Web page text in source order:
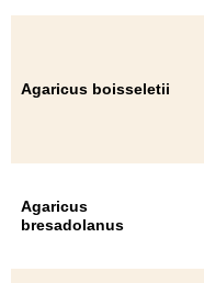
Agaricus boisseletii
Agaricus
bresadolanus